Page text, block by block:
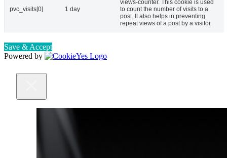
pvc_visits[0] 1 day
views-counter. This cookie is used
to count the number of visits to a
post. It also helps in preventing
repeat views of a post by a visitor.
Save & Accept
Powered by